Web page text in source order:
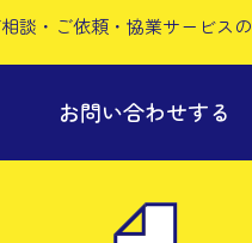
談・ご依頼・協業サービスの
お問い合わせする